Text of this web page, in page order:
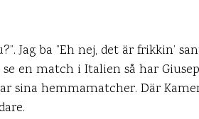
Jag ba ”Eh nej, det är frikkin’
en match i Italien så har
sina hemmamatcher. Där